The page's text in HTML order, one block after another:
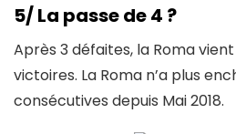
5/ La passe de 4 ?
Après 3 défaites, la Roma
victoires. La Roma n’a plus
consécutives depuis Mai 2018.